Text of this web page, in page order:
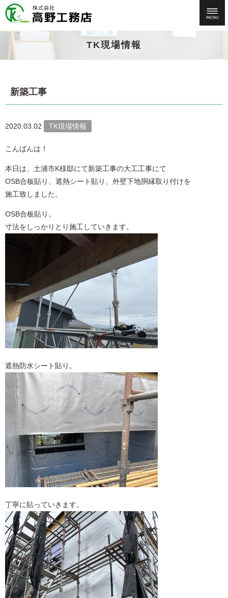
TK現場情報
新築工事
2020.03.02 TK現場情報
こんばんは！
本日は、土浦市K様邸にて新築工事の大工工事にて
OSB合板貼り、遮熱シート貼り、外壁下地胴縁取り付けを
施工致しました。
OSB合板貼り。
寸法をしっかりとり施工していきます。
遮熱防水シート貼り。
丁寧に貼っていきます。